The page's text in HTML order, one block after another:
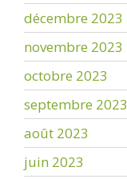
décembre 2023
novembre 2023
octobre 2023
septembre 2023
août 2023
juin 2023